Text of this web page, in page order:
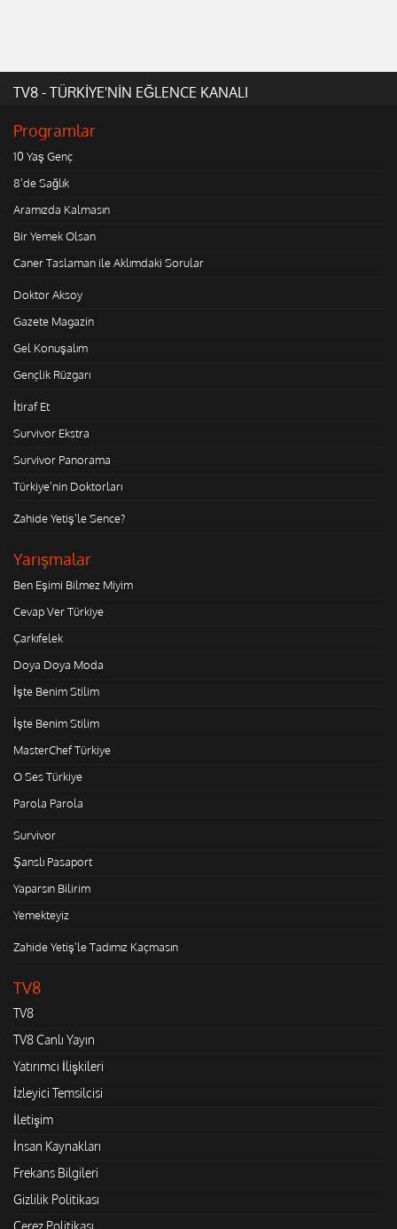
TV8 - TÜRKİYE'NİN EĞLENCE KANALI
Programlar
10 Yaş Genç
8'de Sağlık
Aramızda Kalmasın
Bir Yemek Olsan
Caner Taslaman ile Aklımdaki Sorular
Doktor Aksoy
Gazete Magazin
Gel Konuşalım
Gençlik Rüzgarı
İtiraf Et
Survivor Ekstra
Survivor Panorama
Türkiye'nin Doktorları
Zahide Yetiş'le Sence?
Yarışmalar
Ben Eşimi Bilmez Miyim
Cevap Ver Türkiye
Çarkıfelek
Doya Doya Moda
İşte Benim Stilim
İşte Benim Stilim
MasterChef Türkiye
O Ses Türkiye
Parola Parola
Survivor
Şanslı Pasaport
Yaparsın Bilirim
Yemekteyiz
Zahide Yetiş'le Tadımız Kaçmasın
TV8
TV8
TV8 Canlı Yayın
Yatırımcı İlişkileri
İzleyici Temsilcisi
İletişim
İnsan Kaynakları
Frekans Bilgileri
Gizlilik Politikası
Çerez Politikası